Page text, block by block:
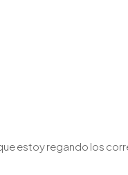
estoy regando los